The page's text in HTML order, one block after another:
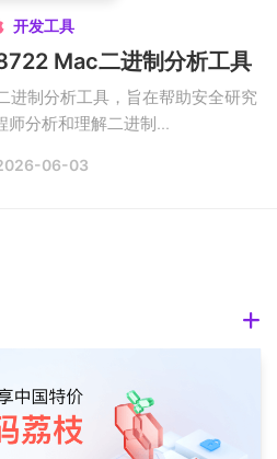
开发工具
Mac二进制分析工具
进制分析工具，旨在帮助安全研究
师分析和理解二进制...
06-03